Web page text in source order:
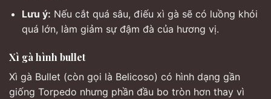
Lưu ý: Nếu cắt quá sâu, điếu xì gà sẽ có luồng khói
quá lớn, làm giảm sự đậm đà của hương vị.
Xì gà hình bullet
Xì gà Bullet (còn gọi là Belicoso) có hình dạng gần
giống Torpedo nhưng phần đầu bo tròn hơn thay vì